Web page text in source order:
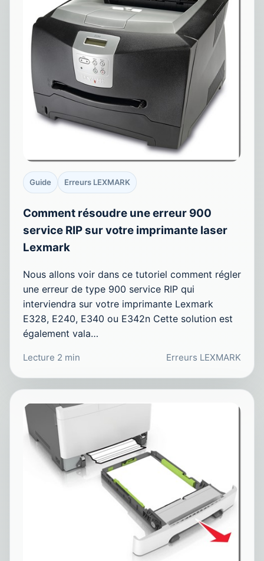
Guide Erreurs LEXMARK
Comment résoudre une erreur 900
service RIP sur votre imprimante laser
Lexmark
Nous allons voir dans ce tutoriel comment régler
une erreur de type 900 service RIP qui
interviendra sur votre imprimante Lexmark
E328, E240, E340 ou E342n Cette solution est
également vala…
Lecture 2 min Erreurs LEXMARK